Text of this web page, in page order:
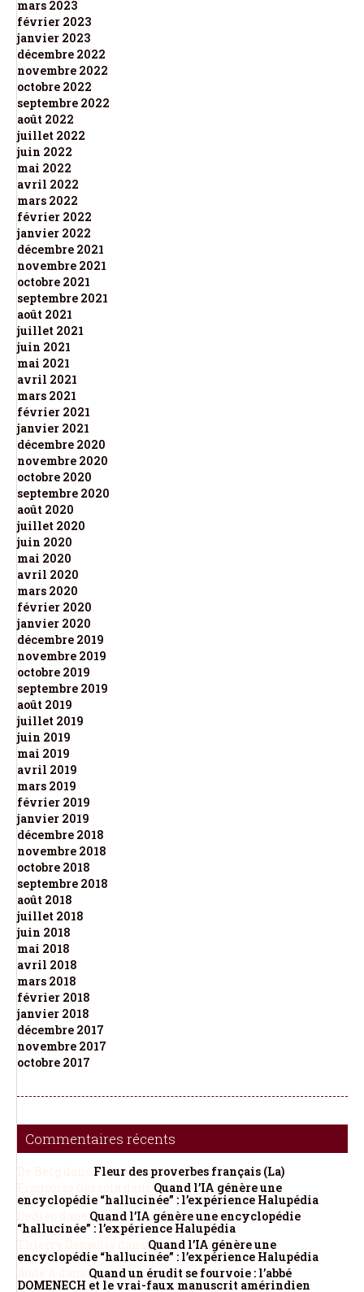
mars 2023
février 2023
janvier 2023
décembre 2022
novembre 2022
octobre 2022
septembre 2022
août 2022
juillet 2022
juin 2022
mai 2022
avril 2022
mars 2022
février 2022
janvier 2022
décembre 2021
novembre 2021
octobre 2021
septembre 2021
août 2021
juillet 2021
juin 2021
mai 2021
avril 2021
mars 2021
février 2021
janvier 2021
décembre 2020
novembre 2020
octobre 2020
septembre 2020
août 2020
juillet 2020
juin 2020
mai 2020
avril 2020
mars 2020
février 2020
janvier 2020
décembre 2019
novembre 2019
octobre 2019
septembre 2019
août 2019
juillet 2019
juin 2019
mai 2019
avril 2019
mars 2019
février 2019
janvier 2019
décembre 2018
novembre 2018
octobre 2018
septembre 2018
août 2018
juillet 2018
juin 2018
mai 2018
avril 2018
mars 2018
février 2018
janvier 2018
décembre 2017
novembre 2017
octobre 2017
Commentaires récents
Fleur des proverbes français (La)
Quand l’IA génère une
encyclopédie “hallucinée” : l’expérience Halupédia
Quand l’IA génère une encyclopédie
“hallucinée” : l’expérience Halupédia
Quand l’IA génère une
encyclopédie “hallucinée” : l’expérience Halupédia
Quand un érudit se fourvoie : l’abbé
DOMENECH et le vrai-faux manuscrit amérindien